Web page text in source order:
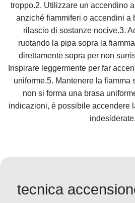
troppo.2. Utilizzare un accendino
anziché fiammiferi o accendini a
rilascio di sostanze nocive.3.
ruotando la pipa sopra la
direttamente sopra per non
Inspirare leggermente per far
uniforme.5. Mantenere la fiamma
non si forma una brasa
indicazioni, è possibile accendere
indesiderate.
tecnica